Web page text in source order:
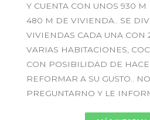
Y CUENTA CON UNOS 930 M
480 M DE VIVIENDA.. SE
VIVIENDAS CADA UNA CON
VARIAS HABITACIONES,
CON POSIBILIDAD DE
REFORMAR A SU GUSTO..
PREGUNTARNO Y LE